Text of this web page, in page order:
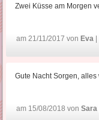
Zwei Küsse am Morgen
am 21/11/2017 von Eva
Gute Nacht Sorgen,
am 15/08/2018 vonSara